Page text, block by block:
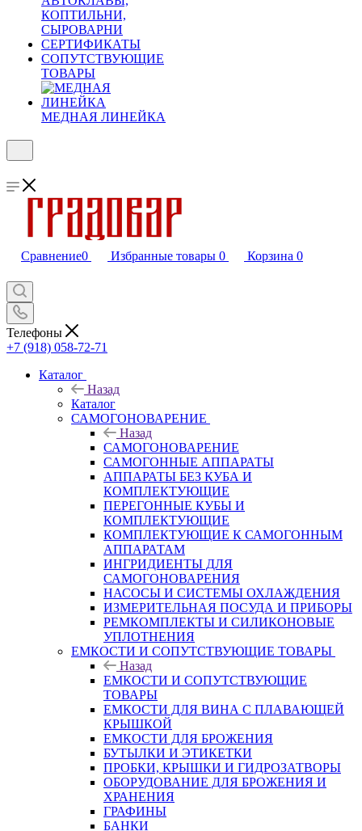
КОПТИЛЬНИ,
СЫРОВАРНИ
СЕРТИФИКАТЫ
СОПУТСТВУЮЩИЕ
ТОВАРЫ
МЕДНАЯ ЛИНЕЙКА
Сравнение0 Избранные товары 0 Корзина 0
Телефоны
+7 (918) 058-72-71
Каталог
Назад
Каталог
САМОГОНОВАРЕНИЕ
Назад
САМОГОНОВАРЕНИЕ
САМОГОННЫЕ АППАРАТЫ
АППАРАТЫ БЕЗ КУБА И
КОМПЛЕКТУЮЩИЕ
ПЕРЕГОННЫЕ КУБЫ И
КОМПЛЕКТУЮЩИЕ
КОМПЛЕКТУЮЩИЕ К САМОГОННЫМ
АППАРАТАМ
ИНГРИДИЕНТЫ ДЛЯ
САМОГОНОВАРЕНИЯ
НАСОСЫ И СИСТЕМЫ ОХЛАЖДЕНИЯ
ИЗМЕРИТЕЛЬНАЯ ПОСУДА И ПРИБОРЫ
РЕМКОМПЛЕКТЫ И СИЛИКОНОВЫЕ
УПЛОТНЕНИЯ
ЕМКОСТИ И СОПУТСТВУЮЩИЕ ТОВАРЫ
Назад
ЕМКОСТИ И СОПУТСТВУЮЩИЕ
ТОВАРЫ
ЕМКОСТИ ДЛЯ ВИНА С ПЛАВАЮЩЕЙ
КРЫШКОЙ
ЕМКОСТИ ДЛЯ БРОЖЕНИЯ
БУТЫЛКИ И ЭТИКЕТКИ
ПРОБКИ, КРЫШКИ И ГИДРОЗАТВОРЫ
ОБОРУДОВАНИЕ ДЛЯ БРОЖЕНИЯ И
ХРАНЕНИЯ
ГРАФИНЫ
БАНКИ